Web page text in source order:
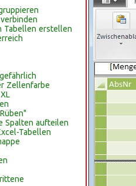
Tabellen erstellen
Zellenfarbe
Spalten aufteilen
Tabellen